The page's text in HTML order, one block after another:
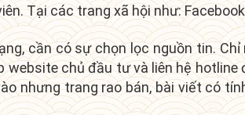
Tại các trang xã hội như:
cần có sự chọn lọc nguồn tin.
chủ đầu tư và liên hệ hotline
nhưng trang rao bán, bài viết có tính